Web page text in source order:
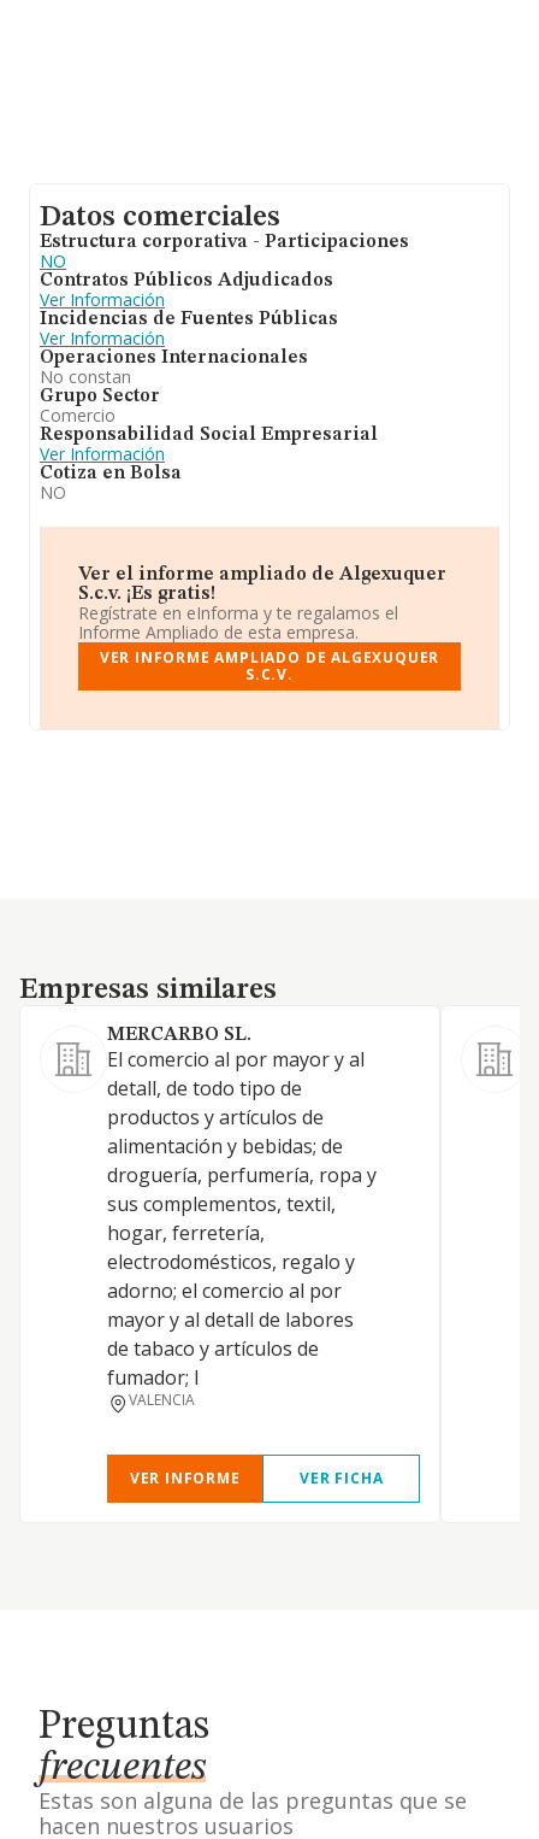
Datos comerciales
Estructura corporativa - Participaciones
NO
Contratos Públicos Adjudicados
Ver Información
Incidencias de Fuentes Públicas
Ver Información
Operaciones Internacionales
No constan
Grupo Sector
Comercio
Responsabilidad Social Empresarial
Ver Información
Cotiza en Bolsa
NO
Ver el informe ampliado de Algexuquer
S.c.v. ¡Es gratis!
Regístrate en eInforma y te regalamos el
Informe Ampliado de esta empresa.
VER INFORME AMPLIADO DE ALGEXUQUER
S.C.V.
Empresas similares
Empresas similares
MERCARBO SL.
El comercio al por mayor y al
detall, de todo tipo de
productos y artículos de
alimentación y bebidas; de
droguería, perfumería, ropa y
sus complementos, textil,
hogar, ferretería,
electrodomésticos, regalo y
adorno; el comercio al por
mayor y al detall de labores
de tabaco y artículos de
fumador; l
VALENCIA
VER INFORME VER FICHA
Preguntas
frecuentes
Estas son alguna de las preguntas que se
hacen nuestros usuarios